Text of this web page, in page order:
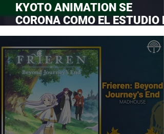
KYOTO ANIMATION SE
CORONA COMO EL ESTUDIO
ANIME FAVORITO Y LE ROBA
CORONA A MAPPA